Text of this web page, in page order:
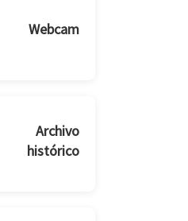
Webcam
Archivo
histórico